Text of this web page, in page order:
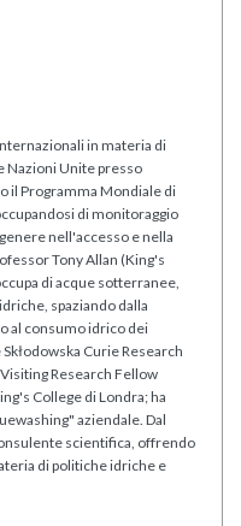
in materia di
Nazioni Unite presso
il Programma Mondiale di
di monitoraggio
nell'accesso e nella
Tony Allan (King's
di acque sotterranee,
spaziando dalla
al consumo idrico dei
Curie Research
Research Fellow
College di Londra; ha
aziendale. Dal
scientifica, offrendo
di politiche idriche e